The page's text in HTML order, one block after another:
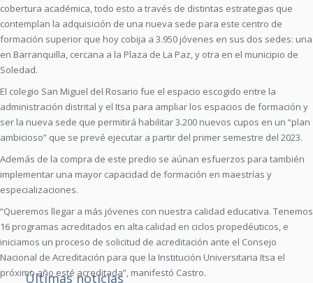
cobertura académica, todo esto a través de distintas estrategias que
contemplan la adquisición de una nueva sede para este centro de
formación superior que hoy cobija a 3.950 jóvenes en sus dos sedes: una
en Barranquilla, cercana a la Plaza de La Paz, y otra en el municipio de
Soledad.
El colegio San Miguel del Rosario fue el espacio escogido entre la
administración distrital y el Itsa para ampliar los espacios de formación y
ser la nueva sede que permitirá habilitar 3.200 nuevos cupos en un “plan
ambicioso” que se prevé ejecutar a partir del primer semestre del 2023.
Además de la compra de este predio se aúnan esfuerzos para también
implementar una mayor capacidad de formación en maestrías y
especializaciones.
“Queremos llegar a más jóvenes con nuestra calidad educativa. Tenemos
16 programas acreditados en alta calidad en ciclos propedéuticos, e
iniciamos un proceso de solicitud de acreditación ante el Consejo
Nacional de Acreditación para que la Institución Universitaria Itsa el
próximo año esté acreditada”, manifestó Castro.
Últimas noticias